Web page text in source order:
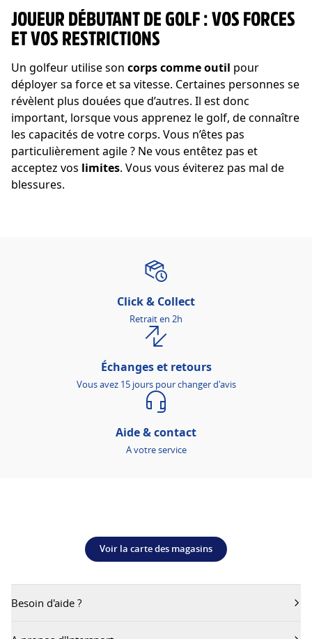
JOUEUR DÉBUTANT DE GOLF : VOS FORCES
ET VOS RESTRICTIONS
Un golfeur utilise son corps comme outil pour
déployer sa force et sa vitesse. Certaines personnes se
révèlent plus douées que d’autres. Il est donc
important, lorsque vous apprenez le golf, de connaître
les capacités de votre corps. Vous n’êtes pas
particulièrement agile ? Ne vous entêtez pas et
acceptez vos limites. Vous vous éviterez pas mal de
blessures.
Click & Collect
Retrait en 2h
Échanges et retours
Vous avez 15 jours pour changer d'avis
Aide & contact
A votre service
Voir la carte des magasins
Besoin d'aide ?